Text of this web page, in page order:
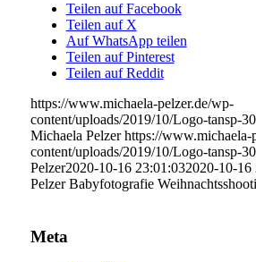
Teilen auf Facebook
Teilen auf X
Auf WhatsApp teilen
Teilen auf Pinterest
Teilen auf Reddit
https://www.michaela-pelzer.de/wp-
content/uploads/2019/10/Logo-tansp-
Michaela Pelzer https://www.michaela-
content/uploads/2019/10/Logo-tansp-
Pelzer2020-10-16 23:01:032020-10-16
Pelzer Babyfotografie
Meta